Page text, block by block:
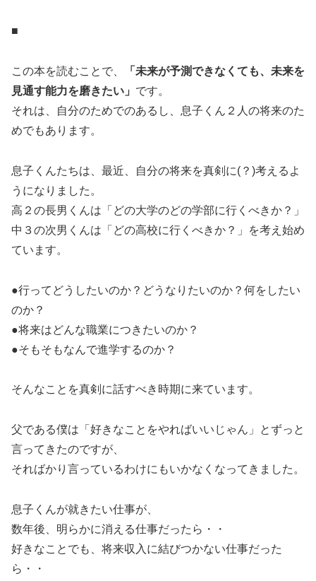
■
この本を読むことで、
「未来が予測できなくても、未来を
見通す能力を磨きたい」 です。
それは、自分のためでのあるし、息子くん２人の将来のた
めでもあります。
息子くんたちは、最近、自分の将来を真剣に(？)考えるよ
うになりました。
高２の長男くんは「どの大学のどの学部に行くべきか？」
中３の次男くんは「どの高校に行くべきか？」を考え始め
ています。
●行ってどうしたいのか？どうなりたいのか？何をしたい
のか？
●将来はどんな職業につきたいのか？
●そもそもなんで進学するのか？
そんなことを真剣に話すべき時期に来ています。
父である僕は「好きなことをやればいいじゃん」とずっと
言ってきたのですが、
そればかり言っているわけにもいかなくなってきました。
息子くんが就きたい仕事が、
数年後、明らかに消える仕事だったら・・
好きなことでも、将来収入に結びつかない仕事だった
ら・・